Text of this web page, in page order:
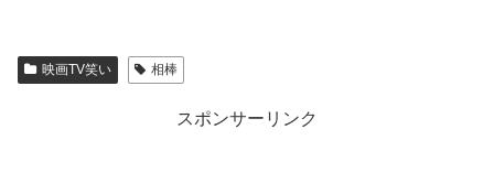
映画TV笑い 相棒
スポンサーリンク